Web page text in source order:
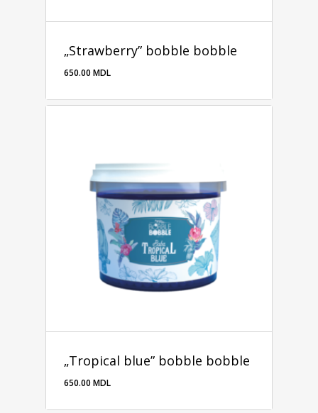
„Strawberry” bobble bobble
650.00 MDL
„Tropical blue” bobble bobble
650.00 MDL